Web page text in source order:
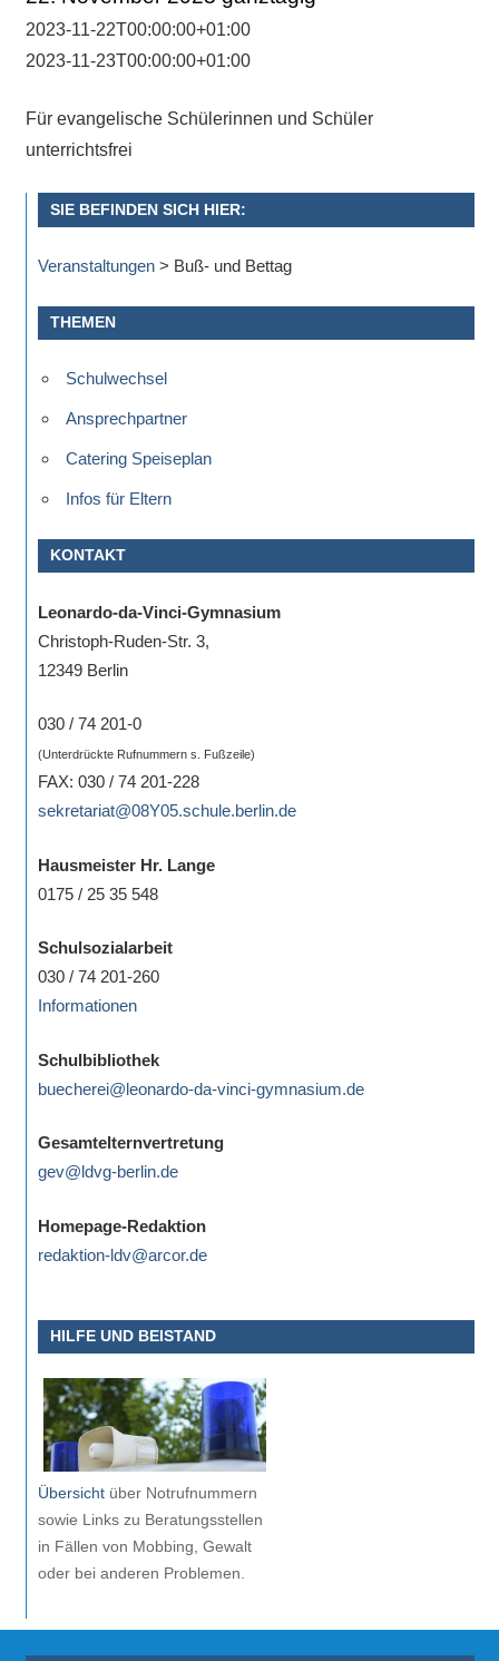
zu
bieten.
gibt
es
Beiträge
zu
den
Schule.
Mathematik-
oder
Musik-
Theaterveranstaltung,
Exkursion
oder
unsere
Schülerinnen
und
sind
dabei!
Sie
einmal
eine
nicht
finden,
jeder
Seite
zur
Verfügung.
2023-11-22T00:00:00+01:00
2023-11-23T00:00:00+01:00
Für evangelische Schülerinnen und Schüler
unterrichtsfrei
SIE BEFINDEN SICH HIER:
Veranstaltungen> Buß- und Bettag
THEMEN
Schulwechsel
Ansprechpartner
Catering Speiseplan
Infos für Eltern
KONTAKT
Leonardo-da-Vinci-Gymnasium
Christoph-Ruden-Str. 3,
12349 Berlin
030 / 74 201-0
(Unterdrückte Rufnummern s. Fußzeile)
FAX: 030 / 74 201-228
sekretariat@08Y05.schule.berlin.de
Hausmeister Hr. Lange
0175 / 25 35 548
Schulsozialarbeit
030 / 74 201-260
Informationen
Schulbibliothek
buecherei@leonardo-da-vinci-gymnasium.de
Gesamtelternvertretung
gev@ldvg-berlin.de
Homepage-Redaktion
redaktion-ldv@arcor.de
HILFE UND BEISTAND
Übersichtüber Notrufnummern
sowie Links zu Beratungsstellen
in Fällen von Mobbing, Gewalt
oder bei anderen Problemen.